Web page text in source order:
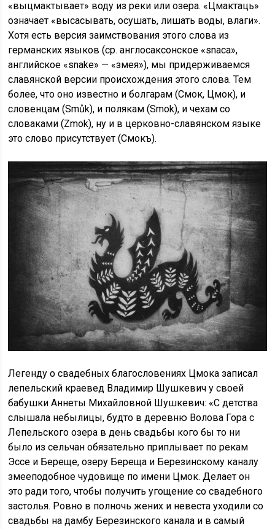
«выцмактывает» воду из реки или озера. «Цмактаць»
означает «высасывать, осушать, лишать воды, влаги».
Хотя есть версия заимствования этого слова из
германских языков (ср. англосаксонское «snаса»,
английское «snake» — «змея»), мы придерживаемся
славянской версии происхождения этого слова. Тем
более, что оно известно и болгарам (Смок, Цмок), и
словенцам (Smůk), и полякам (Smok), и чехам со
словаками (Zmok), ну и в церковно-славянском языке
это слово присутствует (Смокъ).
Легенду о свадебных благословениях Цмока записал
лепельский краевед Владимир Шушкевич у своей
бабушки Аннеты Михайловной Шушкевич: «С детства
слышала небылицы, будто в деревню Волова Гора с
Лепельского озера в день свадьбы кого бы то ни
было из сельчан обязательно приплывает по рекам
Эссе и Береще, озеру Береща и Березинскому каналу
змееподобное чудовище по имени Цмок. Делает он
это ради того, чтобы получить угощение со свадебного
застолья. Ровно в полночь жених и невеста уходили со
свадьбы на дамбу Березинского канала и в самый